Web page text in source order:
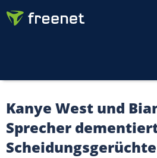
Kanye West und
Sprecher
Scheidungsgerüchte